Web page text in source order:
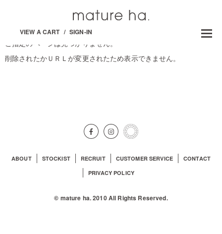
VIEW A CART / SIGN-IN
ご指定のページは見つかりません。
削除されたかＵＲＬが変更されたため表示できません。
ABOUT STOCKIST RECRUIT CUSTOMER SERVICE
CONTACT
PRIVACY POLICY
© mature ha. 2010 All Rights Reserved.